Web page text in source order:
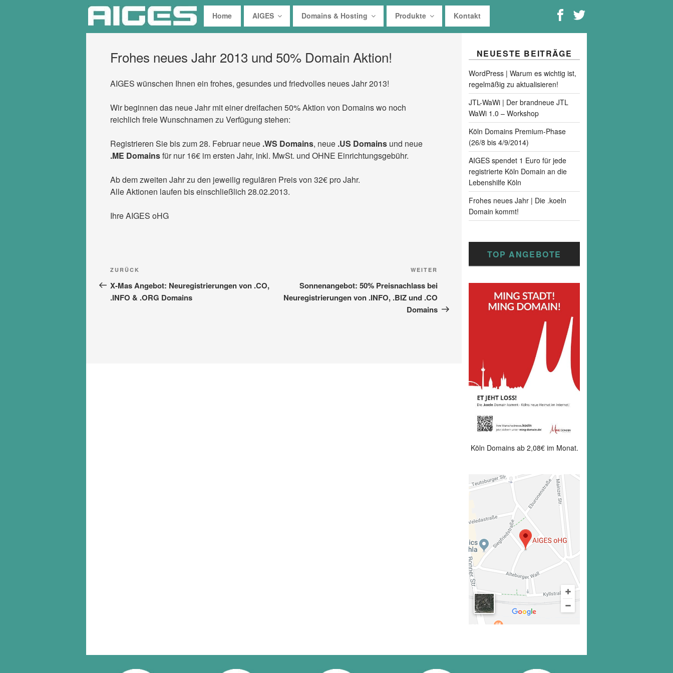
Home AIGES Domains & Hosting Produkte Kontakt
Frohes neues Jahr 2013 und 50% Domain Aktion!
AIGES wünschen Ihnen ein frohes, gesundes und friedvolles neues Jahr 2013!
Wir beginnen das neue Jahr mit einer dreifachen 50% Aktion von Domains wo noch
reichlich freie Wunschnamen zu Verfügung stehen:
Registrieren Sie bis zum 28. Februar neue .WS Domains, neue .US Domains und neue
.ME Domainsfür nur 16€ im ersten Jahr, inkl. MwSt. und OHNE Einrichtungsgebühr.
Ab dem zweiten Jahr zu den jeweilig regulären Preis von 32€ pro Jahr.
Alle Aktionen laufen bis einschließlich 28.02.2013.
IhreAIGES oHG
Beitragsnavigation
Vorheriger
Beitrag
ZURÜCK
X-Mas Angebot: Neuregistrierungen von .CO,
.INFO & .ORG Domains
Nächster
Beitrag
WEITER
Sonnenangebot: 50% Preisnachlass bei
Neuregistrierungen von .INFO, .BIZ und .CO
Domains
NEUESTE BEITRÄGE
WordPress | Warum es wichtig ist,
regelmäßig zu aktualisieren!
JTL-WaWi | Der brandneue JTL
WaWi 1.0 – Workshop
Köln Domains Premium-Phase
(26/8 bis 4/9/2014)
AIGES spendet 1 Euro für jede
registrierte Köln Domain an die
Lebenshilfe Köln
Frohes neues Jahr | Die .koeln
Domain kommt!
TOP ANGEBOTE
Köln Domains ab 2,08€ im Monat.